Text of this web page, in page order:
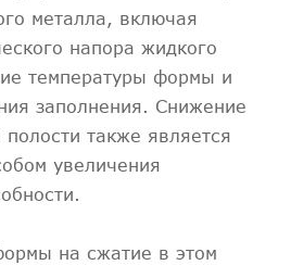
металла, включая
напора жидкого
температуры формы и
заполнения. Снижение
также является
увеличения
на сжатие в этом